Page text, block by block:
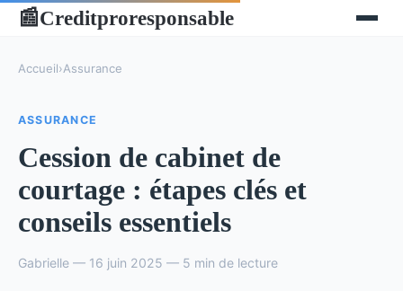
📰Creditproresponsable
Accueil›Assurance
ASSURANCE
Cession de cabinet de
courtage : étapes clés et
conseils essentiels
Gabrielle — 16 juin 2025 — 5 min de lecture